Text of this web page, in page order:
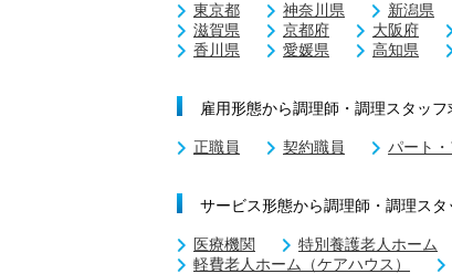
東京都
神奈川県 新潟県
滋賀県
京都府 大阪府
香川県
愛媛県 高知県
雇用形態から調理師・調理スタッフ
正職員 契約職員 パート
サービス形態から調理師・調理スタ
医療機関 特別養護老人ホーム
軽費老人ホーム（ケアハウス）